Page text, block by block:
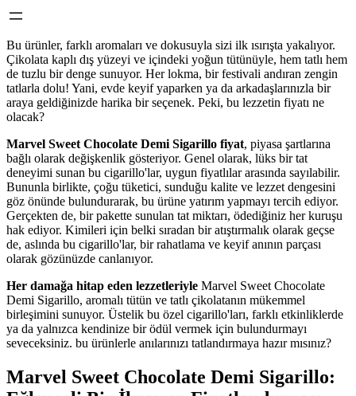
Bu ürünler, farklı aromaları ve dokusuyla sizi ilk ısırışta yakalıyor.
Çikolata kaplı dış yüzeyi ve içindeki yoğun tütünüyle, hem tatlı hem
de tuzlu bir denge sunuyor. Her lokma, bir festivali andıran zengin
tatlarla dolu! Yani, evde keyif yaparken ya da arkadaşlarınızla bir
araya geldiğinizde harika bir seçenek. Peki, bu lezzetin fiyatı ne
olacak?
Marvel Sweet Chocolate Demi Sigarillo fiyat, piyasa şartlarına
bağlı olarak değişkenlik gösteriyor. Genel olarak, lüks bir tat
deneyimi sunan bu cigarillo'lar, uygun fiyatlılar arasında sayılabilir.
Bununla birlikte, çoğu tüketici, sunduğu kalite ve lezzet dengesini
göz önünde bulundurarak, bu ürüne yatırım yapmayı tercih ediyor.
Gerçekten de, bir pakette sunulan tat miktarı, ödediğiniz her kuruşu
hak ediyor. Kimileri için belki sıradan bir atıştırmalık olarak geçse
de, aslında bu cigarillo'lar, bir rahatlama ve keyif anının parçası
olarak gözünüzde canlanıyor.
Her damağa hitap eden lezzetleriyle Marvel Sweet Chocolate
Demi Sigarillo, aromalı tütün ve tatlı çikolatanın mükemmel
birleşimini sunuyor. Üstelik bu özel cigarillo'ları, farklı etkinliklerde
ya da yalnızca kendinize bir ödül vermek için bulundurmayı
seveceksiniz. bu ürünlerle anılarınızı tatlandırmaya hazır mısınız?
Marvel Sweet Chocolate Demi Sigarillo: